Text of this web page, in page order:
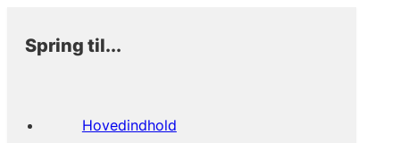
Spring til...
Hovedindhold